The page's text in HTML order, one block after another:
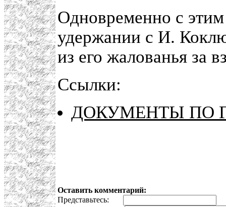
Одновременно с
удержании с И.
из его жалованья за
Ссылки:
ДОКУМЕНТЫ ПО
Оставить комментарий:
Представьтесь: